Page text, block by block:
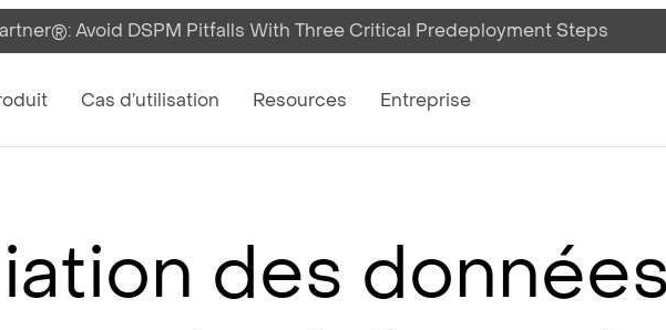
Avoid DSPM Pitfalls With Three Critical Predeployment Steps
Cas d’utilisation Resources Entreprise
des